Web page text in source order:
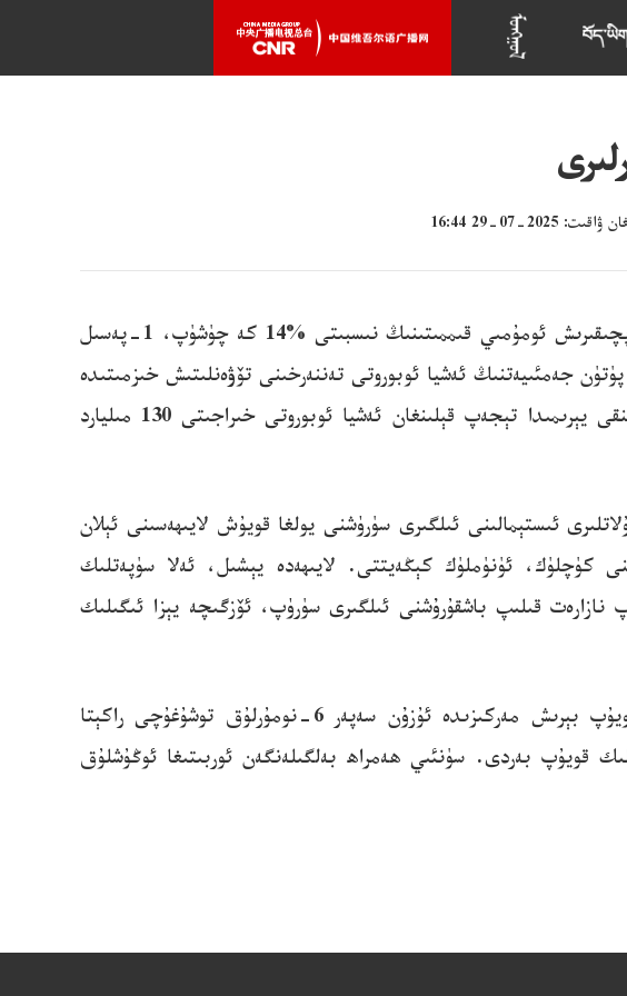
29 16:44
*بۇ يىلنىڭ ئالدىنقى يېرىمىدا، ئىجتىمائىي ئەشيا ئوبوروتى ئومۇمىي خىراجىتى بىلەن ئىچكى ئىشلەپچىقىرىش ئومۇمىي قىممىتىنىڭ نىسبىتى %14 كە چۈشۈپ، 1-پەسىل
ئايرىم-ئايرىم 0.1 پوئىنت ۋە 0.2 پوئىنت تۆۋەنلەپ، پۈتۈن جەمئىيەتنىڭ ئەشيا ئوبوروتى تەننەرخىنى تۆۋەنلىتىش خىزمىتىدە
باسقۇچ خاراكتېرلىك ئۈنۈم قولغا كەلتۈرۈلدى. ئومۇمىي جەھەتتىن ھېسابلىغاندا، بۇ يىلنىڭ ئالدىنقى يېرىمىدا تېجەپ قېلىنغان ئەشيا ئوبوروتى خىراجىتى 130 مىليارد
7-ئاينىڭ 27-كۈنى، يېزا ئىگىلىك مەھسۇلاتلىرى ئىستېمالىنى ئىلگىرى سۈرۈشنى يولغا قويۇش لايىھەسىنى ئېلان
ئىستېمالىنى كۈچلۈك، ئۈنۈملۈك كېڭەيتتى. لايىھەدە يېشىل، ئەلا سۈپەتلىك
نازارەت قىلىپ باشقۇرۇشنى ئىلگىرى سۈرۈپ، ئۆزگىچە يېزا ئىگىلىك
*7-ئاينىڭ 27-كۈنى سائەت 18 دىن 3 مىنۇت ئۆتكەندە، دۆلىتىمىز تەييۈەن سۈنئىي ھەمراھ قويۇپ بېرىش مەركىزىدە ئۇزۇن سەپەر 6-نومۇرلۇق توشۇغۇچى راكېتا
سۈنئىي ھەمراھىنى مۇۋەپپەقىيەتلىك قويۇپ بەردى. سۈنئىي ھەمراھ بەلگىلەنگەن ئوربىتىغا ئوڭۇشلۇق